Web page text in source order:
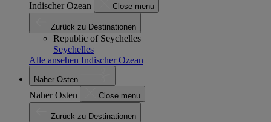
Indischer Ozean Close menu
Zurück zu Destinationen
Republic of Seychelles
Seychelles
Alle ansehen Indischer Ozean
Naher Osten
Naher Osten Close menu
Zurück zu Destinationen